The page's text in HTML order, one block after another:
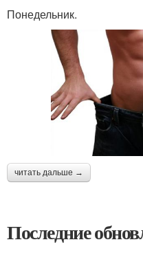
Понедельник.
читать дальше →
Последние